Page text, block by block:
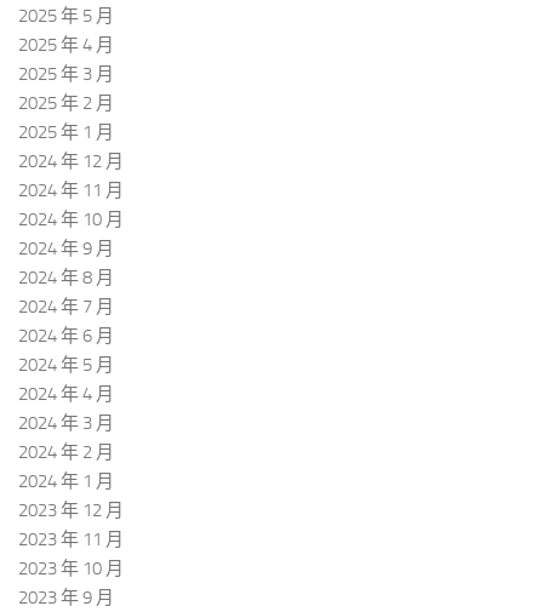
2025 年 5 月
2025 年 4 月
2025 年 3 月
2025 年 2 月
2025 年 1 月
2024 年 12 月
2024 年 11 月
2024 年 10 月
2024 年 9 月
2024 年 8 月
2024 年 7 月
2024 年 6 月
2024 年 5 月
2024 年 4 月
2024 年 3 月
2024 年 2 月
2024 年 1 月
2023 年 12 月
2023 年 11 月
2023 年 10 月
2023 年 9 月